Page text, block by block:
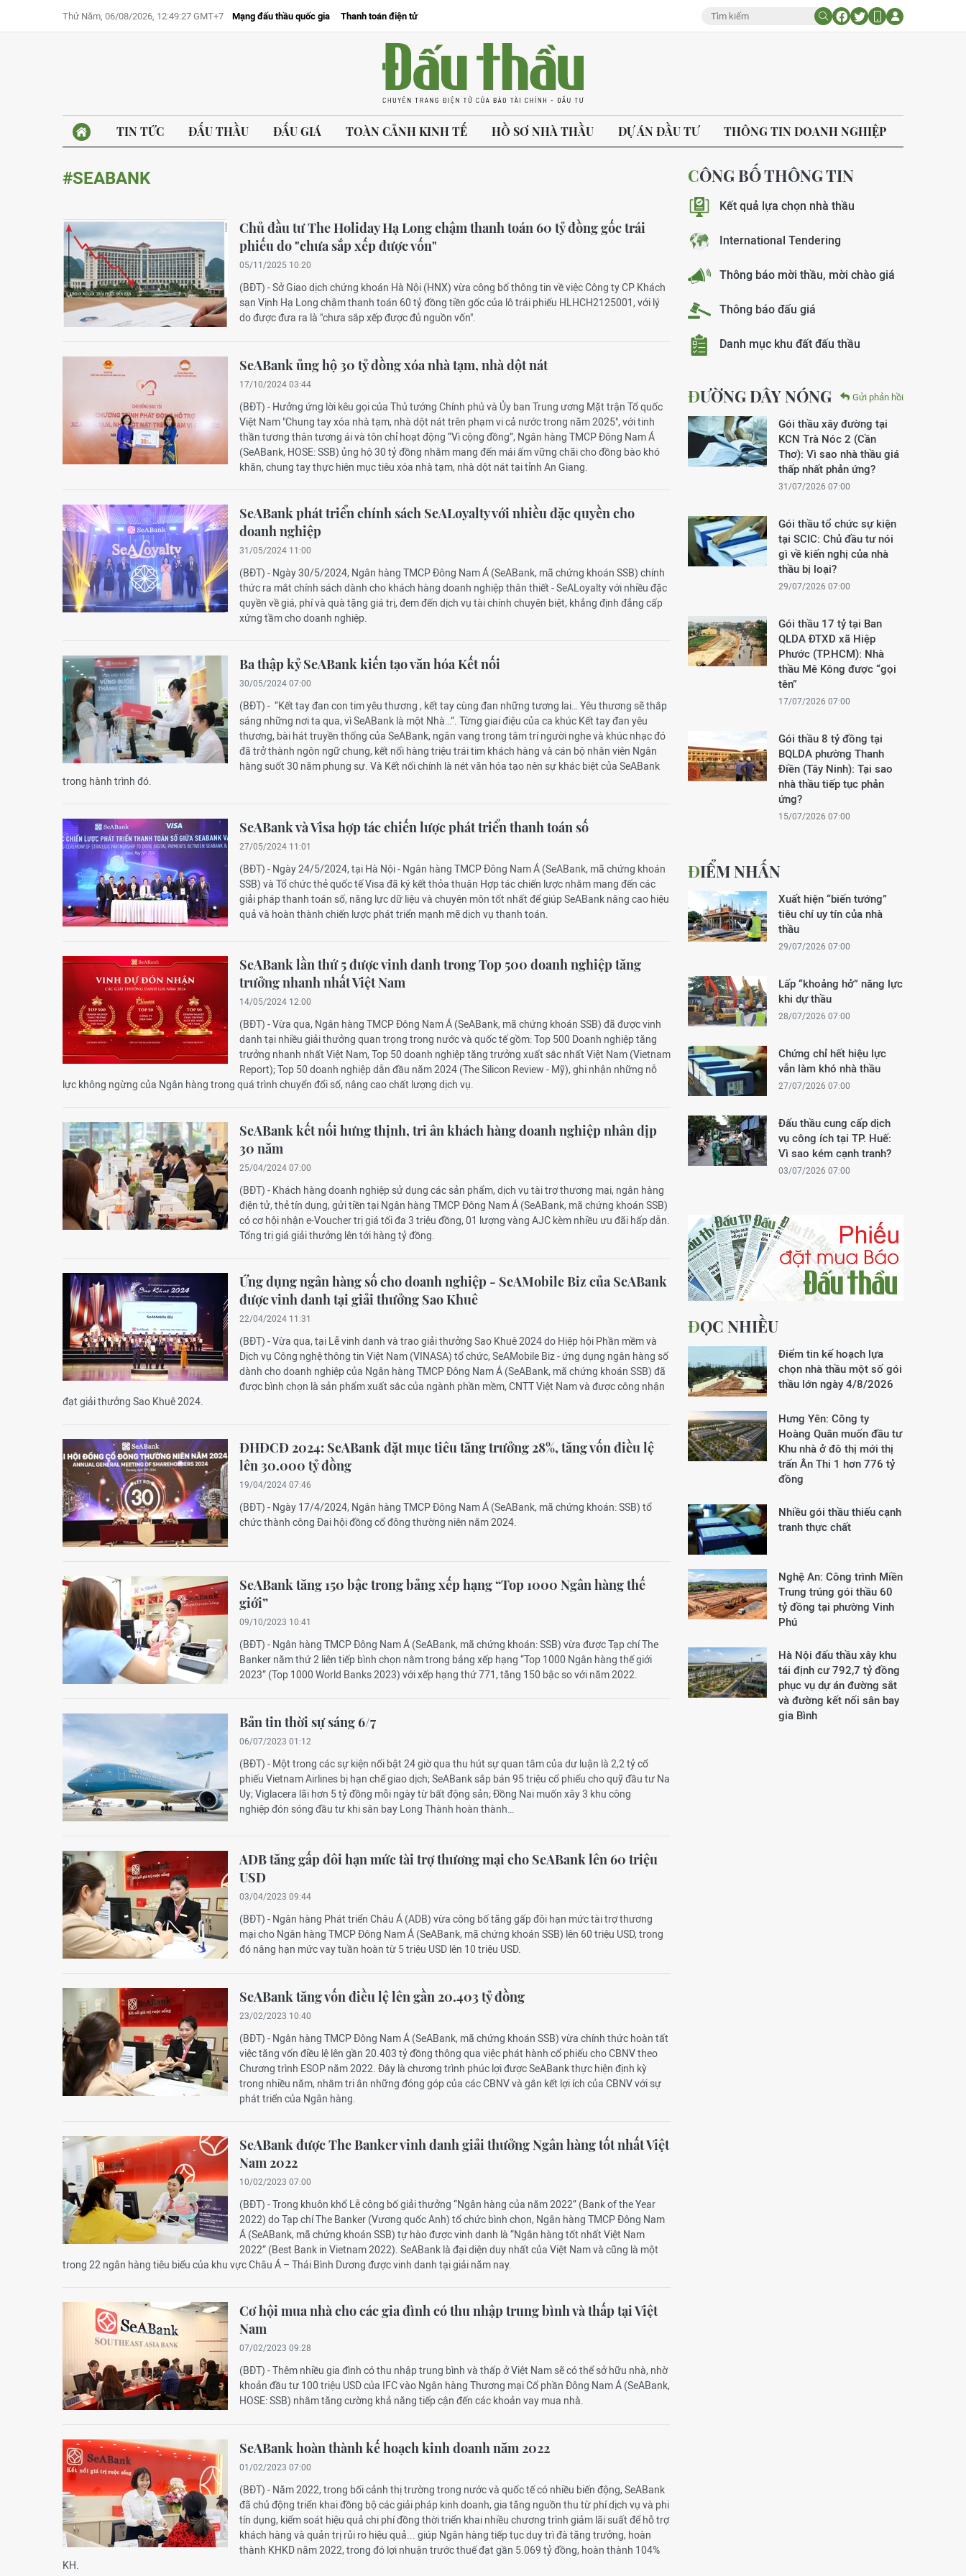
Thứ Năm, 06/08/2026, 12:49:27 GMT+7 Mạng đấu thầu quốc gia Thanh toán điện tử
TIN TỨC ĐẤU THẦU ĐẤU GIÁ TOÀN CẢNH KINH TẾ HỒ SƠ NHÀ THẦU DỰ ÁN ĐẦU TƯ THÔNG TIN DOANH NGHIỆP
#SEABANK
Chủ đầu tư The Holiday Hạ Long chậm thanh toán 60 tỷ đồng gốc trái
phiếu do "chưa sắp xếp được vốn"
05/11/2025 10:20
(BĐT) - Sở Giao dịch chứng khoán Hà Nội (HNX) vừa công bố thông tin về việc Công ty CP Khách
sạn Vịnh Hạ Long chậm thanh toán 60 tỷ đồng tiền gốc của lô trái phiếu HLHCH2125001, với lý
do được đưa ra là "chưa sắp xếp được đủ nguồn vốn".
SeABank ủng hộ 30 tỷ đồng xóa nhà tạm, nhà dột nát
17/10/2024 03:44
(BĐT) - Hưởng ứng lời kêu gọi của Thủ tướng Chính phủ và Ủy ban Trung ương Mặt trận Tổ quốc
Việt Nam "Chung tay xóa nhà tạm, nhà dột nát trên phạm vi cả nước trong năm 2025", với tinh
thần tương thân tương ái và tôn chỉ hoạt động “Vì cộng đồng”, Ngân hàng TMCP Đông Nam Á
(SeABank, HOSE: SSB) ủng hộ 30 tỷ đồng nhằm mang đến mái ấm vững chãi cho đồng bào khó
khăn, chung tay thực hiện mục tiêu xóa nhà tạm, nhà dột nát tại tỉnh An Giang.
SeABank phát triển chính sách SeALoyalty với nhiều đặc quyền cho
doanh nghiệp
31/05/2024 11:00
(BĐT) - Ngày 30/5/2024, Ngân hàng TMCP Đông Nam Á (SeABank, mã chứng khoán SSB) chính
thức ra mắt chính sách dành cho khách hàng doanh nghiệp thân thiết - SeALoyalty với nhiều đặc
quyền về giá, phí và quà tặng giá trị, đem đến dịch vụ tài chính chuyên biệt, khẳng định đẳng cấp
xứng tầm cho doanh nghiệp.
Ba thập kỷ SeABank kiến tạo văn hóa Kết nối
30/05/2024 07:00
(BĐT) - “Kết tay đan con tim yêu thương , kết tay cùng đan những tương lai… Yêu thương sẽ thắp
sáng những nơi ta qua, vì SeABank là một Nhà…”. Từng giai điệu của ca khúc Kết tay đan yêu
thương, bài hát truyền thống của SeABank, ngân vang trong tâm trí người nghe và khúc nhạc đó
đã trở thành ngôn ngữ chung, kết nối hàng triệu trái tim khách hàng và cán bộ nhân viên Ngân
hàng suốt 30 năm phụng sự. Và Kết nối chính là nét văn hóa tạo nên sự khác biệt của SeABank
trong hành trình đó.
SeABank và Visa hợp tác chiến lược phát triển thanh toán số
27/05/2024 11:01
(BĐT) - Ngày 24/5/2024, tại Hà Nội - Ngân hàng TMCP Đông Nam Á (SeABank, mã chứng khoán
SSB) và Tổ chức thẻ quốc tế Visa đã ký kết thỏa thuận Hợp tác chiến lược nhằm mang đến các
giải pháp thanh toán số, năng lực dữ liệu và chuyên môn tốt nhất để giúp SeABank nâng cao hiệu
quả và hoàn thành chiến lược phát triển mạnh mẽ dịch vụ thanh toán.
SeABank lần thứ 5 được vinh danh trong Top 500 doanh nghiệp tăng
trưởng nhanh nhất Việt Nam
14/05/2024 12:00
(BĐT) - Vừa qua, Ngân hàng TMCP Đông Nam Á (SeABank, mã chứng khoán SSB) đã được vinh
danh tại nhiều giải thưởng quan trọng trong nước và quốc tế gồm: Top 500 Doanh nghiệp tăng
trưởng nhanh nhất Việt Nam, Top 50 doanh nghiệp tăng trưởng xuất sắc nhất Việt Nam (Vietnam
Report); Top 50 doanh nghiệp dẫn đầu năm 2024 (The Silicon Review - Mỹ), ghi nhận những nỗ
lực không ngừng của Ngân hàng trong quá trình chuyển đổi số, nâng cao chất lượng dịch vụ.
SeABank kết nối hưng thịnh, tri ân khách hàng doanh nghiệp nhân dịp
30 năm
25/04/2024 07:00
(BĐT) - Khách hàng doanh nghiệp sử dụng các sản phẩm, dịch vụ tài trợ thương mại, ngân hàng
điện tử, thẻ tín dụng, gửi tiền tại Ngân hàng TMCP Đông Nam Á (SeABank, mã chứng khoán SSB)
có cơ hội nhận e-Voucher trị giá tối đa 3 triệu đồng, 01 lượng vàng AJC kèm nhiều ưu đãi hấp dẫn.
Tổng trị giá giải thưởng lên tới hàng tỷ đồng.
Ứng dụng ngân hàng số cho doanh nghiệp - SeAMobile Biz của SeABank
được vinh danh tại giải thưởng Sao Khuê
22/04/2024 11:31
(BĐT) - Vừa qua, tại Lễ vinh danh và trao giải thưởng Sao Khuê 2024 do Hiệp hội Phần mềm và
Dịch vụ Công nghệ thông tin Việt Nam (VINASA) tổ chức, SeAMobile Biz - ứng dụng ngân hàng số
dành cho doanh nghiệp của Ngân hàng TMCP Đông Nam Á (SeABank, mã chứng khoán SSB) đã
được bình chọn là sản phẩm xuất sắc của ngành phần mềm, CNTT Việt Nam và được công nhận
đạt giải thưởng Sao Khuê 2024.
ĐHĐCĐ 2024: SeABank đặt mục tiêu tăng trưởng 28%, tăng vốn điều lệ
lên 30.000 tỷ đồng
19/04/2024 07:46
(BĐT) - Ngày 17/4/2024, Ngân hàng TMCP Đông Nam Á (SeABank, mã chứng khoán: SSB) tổ
chức thành công Đại hội đồng cổ đông thường niên năm 2024.
SeABank tăng 150 bậc trong bảng xếp hạng “Top 1000 Ngân hàng thế
giới”
09/10/2023 10:41
(BĐT) - Ngân hàng TMCP Đông Nam Á (SeABank, mã chứng khoán: SSB) vừa được Tạp chí The
Banker năm thứ 2 liên tiếp bình chọn nằm trong bảng xếp hạng “Top 1000 Ngân hàng thế giới
2023” (Top 1000 World Banks 2023) với xếp hạng thứ 771, tăng 150 bậc so với năm 2022.
Bản tin thời sự sáng 6/7
06/07/2023 01:12
(BĐT) - Một trong các sự kiện nổi bật 24 giờ qua thu hút sự quan tâm của dư luận là 2,2 tỷ cổ
phiếu Vietnam Airlines bị hạn chế giao dịch; SeABank sắp bán 95 triệu cổ phiếu cho quỹ đầu tư Na
Uy; Viglacera lãi hơn 5 tỷ đồng mỗi ngày từ bất động sản; Đồng Nai muốn xây 3 khu công
nghiệp đón sóng đầu tư khi sân bay Long Thành hoàn thành…
ADB tăng gấp đôi hạn mức tài trợ thương mại cho SeABank lên 60 triệu
USD
03/04/2023 09:44
(BĐT) - Ngân hàng Phát triển Châu Á (ADB) vừa công bố tăng gấp đôi hạn mức tài trợ thương
mại cho Ngân hàng TMCP Đông Nam Á (SeABank, mã chứng khoán SSB) lên 60 triệu USD, trong
đó nâng hạn mức vay tuần hoàn từ 5 triệu USD lên 10 triệu USD.
SeABank tăng vốn điều lệ lên gần 20.403 tỷ đồng
23/02/2023 10:40
(BĐT) - Ngân hàng TMCP Đông Nam Á (SeABank, mã chứng khoán SSB) vừa chính thức hoàn tất
việc tăng vốn điều lệ lên gần 20.403 tỷ đồng thông qua việc phát hành cổ phiếu cho CBNV theo
Chương trình ESOP năm 2022. Đây là chương trình phúc lợi được SeABank thực hiện định kỳ
trong nhiều năm, nhằm tri ân những đóng góp của các CBNV và gắn kết lợi ích của CBNV với sự
phát triển của Ngân hàng.
SeABank được The Banker vinh danh giải thưởng Ngân hàng tốt nhất Việt
Nam 2022
10/02/2023 07:00
(BĐT) - Trong khuôn khổ Lễ công bố giải thưởng “Ngân hàng của năm 2022” (Bank of the Year
2022) do Tạp chí The Banker (Vương quốc Anh) tổ chức bình chọn, Ngân hàng TMCP Đông Nam
Á (SeABank, mã chứng khoán SSB) tự hào được vinh danh là “Ngân hàng tốt nhất Việt Nam
2022” (Best Bank in Vietnam 2022). SeABank là đại diện duy nhất của Việt Nam và cũng là một
trong 22 ngân hàng tiêu biểu của khu vực Châu Á – Thái Bình Dương được vinh danh tại giải năm nay.
Cơ hội mua nhà cho các gia đình có thu nhập trung bình và thấp tại Việt
Nam
07/02/2023 09:28
(BĐT) - Thêm nhiều gia đình có thu nhập trung bình và thấp ở Việt Nam sẽ có thể sở hữu nhà, nhờ
khoản đầu tư 100 triệu USD của IFC vào Ngân hàng Thương mại Cổ phần Đông Nam Á (SeABank,
HOSE: SSB) nhằm tăng cường khả năng tiếp cận đến các khoản vay mua nhà.
SeABank hoàn thành kế hoạch kinh doanh năm 2022
01/02/2023 07:00
(BĐT) - Năm 2022, trong bối cảnh thị trường trong nước và quốc tế có nhiều biến động, SeABank
đã chủ động triển khai đồng bộ các giải pháp kinh doanh, gia tăng nguồn thu từ phí dịch vụ và phi
tín dụng, kiểm soát hiệu quả chi phí đồng thời triển khai nhiều chương trình giảm lãi suất để hỗ trợ
khách hàng và quản trị rủi ro hiệu quả... giúp Ngân hàng tiếp tục duy trì đà tăng trưởng, hoàn
thành KHKD năm 2022, trong đó lợi nhuận trước thuế đạt gần 5.069 tỷ đồng, hoàn thành 104%
KH.
CÔNG BỐ THÔNG TIN
Kết quả lựa chọn nhà thầu
International Tendering
Thông báo mời thầu, mời chào giá
Thông báo đấu giá
Danh mục khu đất đấu thầu
ĐƯỜNG DÂY NÓNG Gửi phản hồi
Gói thầu xây đường tại
KCN Trà Nóc 2 (Cần
Thơ): Vì sao nhà thầu giá
thấp nhất phản ứng?
31/07/2026 07:00
Gói thầu tổ chức sự kiện
tại SCIC: Chủ đầu tư nói
gì về kiến nghị của nhà
thầu bị loại?
29/07/2026 07:00
Gói thầu 17 tỷ tại Ban
QLDA ĐTXD xã Hiệp
Phước (TP.HCM): Nhà
thầu Mê Kông được “gọi
tên”
17/07/2026 07:00
Gói thầu 8 tỷ đồng tại
BQLDA phường Thanh
Điền (Tây Ninh): Tại sao
nhà thầu tiếp tục phản
ứng?
15/07/2026 07:00
ĐIỂM NHẤN
Xuất hiện “biến tướng”
tiêu chí uy tín của nhà
thầu
29/07/2026 07:00
Lấp “khoảng hở” năng lực
khi dự thầu
28/07/2026 07:00
Chứng chỉ hết hiệu lực
vẫn làm khó nhà thầu
27/07/2026 07:00
Đấu thầu cung cấp dịch
vụ công ích tại TP. Huế:
Vì sao kém cạnh tranh?
03/07/2026 07:00
ĐỌC NHIỀU
Điểm tin kế hoạch lựa
chọn nhà thầu một số gói
thầu lớn ngày 4/8/2026
Hưng Yên: Công ty
Hoàng Quân muốn đầu tư
Khu nhà ở đô thị mới thị
trấn Ân Thi 1 hơn 776 tỷ
đồng
Nhiều gói thầu thiếu cạnh
tranh thực chất
Nghệ An: Công trình Miền
Trung trúng gói thầu 60
tỷ đồng tại phường Vinh
Phú
Hà Nội đấu thầu xây khu
tái định cư 792,7 tỷ đồng
phục vụ dự án đường sắt
và đường kết nối sân bay
gia Bình